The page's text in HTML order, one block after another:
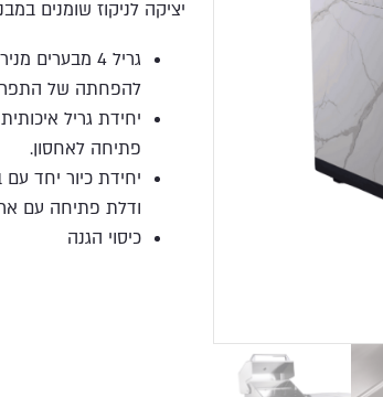
יציקה לניקוז שומנים
להפחתה של
יחידת גריל
פתיחה לאחסון.
ודלת פתיחה עם
כיסוי הגנה